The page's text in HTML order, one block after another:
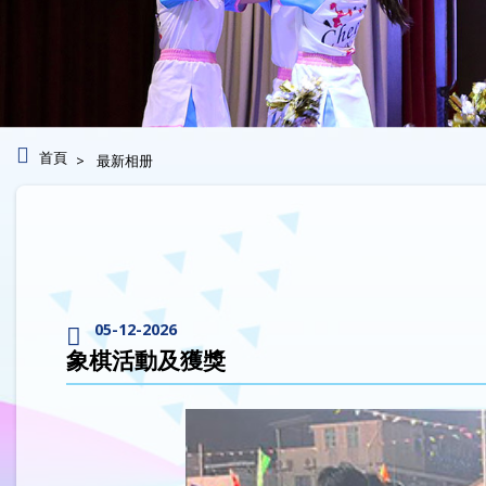
首頁 最新相册
05-12-2026
象棋活動及獲獎